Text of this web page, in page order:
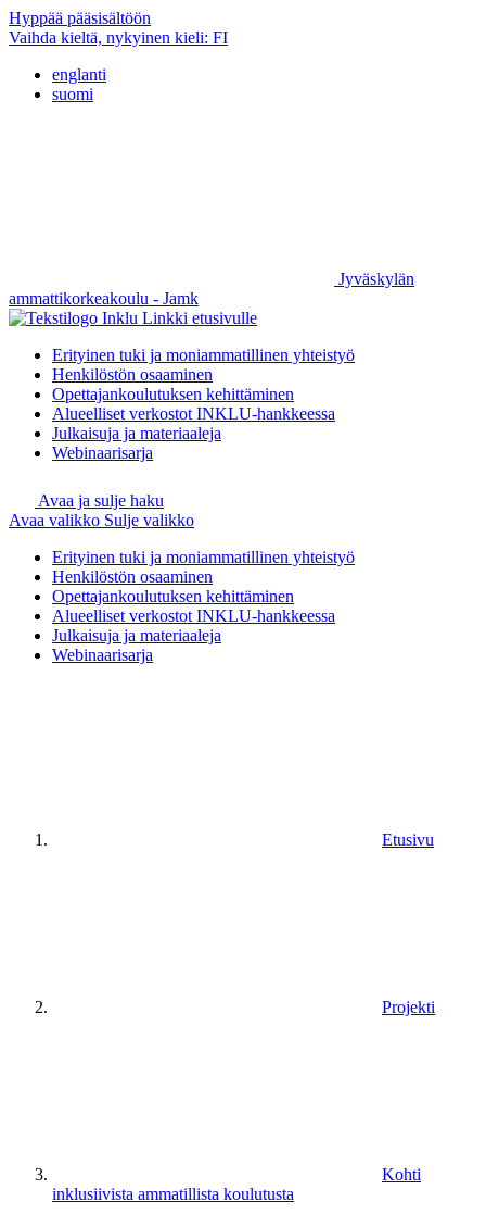
Hyppää pääsisältöön
Vaihda kieltä, nykyinen kieli: FI
englanti
suomi
Jyväskylän
ammattikorkeakoulu - Jamk
Linkki etusivulle
Erityinen tuki ja moniammatillinen yhteistyö
Henkilöstön osaaminen
Opettajankoulutuksen kehittäminen
Alueelliset verkostot INKLU-hankkeessa
Julkaisuja ja materiaaleja
Webinaarisarja
Avaa ja sulje haku
Avaa valikko Sulje valikko
Erityinen tuki ja moniammatillinen yhteistyö
Henkilöstön osaaminen
Opettajankoulutuksen kehittäminen
Alueelliset verkostot INKLU-hankkeessa
Julkaisuja ja materiaaleja
Webinaarisarja
Etusivu
Projekti
Kohti
inklusiivista ammatillista koulutusta